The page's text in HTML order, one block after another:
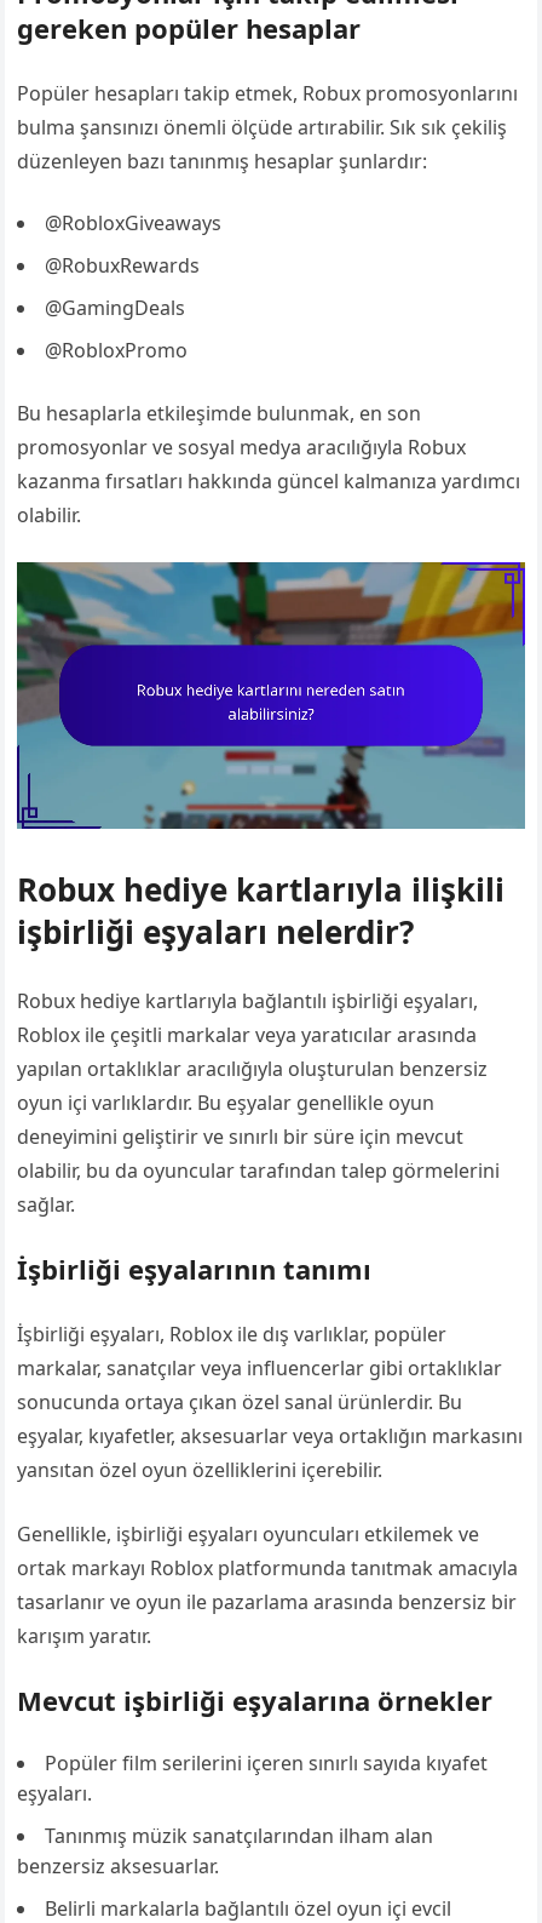
gereken popüler hesaplar
Popüler hesapları takip etmek, Robux promosyonlarını
bulma şansınızı önemli ölçüde artırabilir. Sık sık çekiliş
düzenleyen bazı tanınmış hesaplar şunlardır:
@RobloxGiveaways
@RobuxRewards
@GamingDeals
@RobloxPromo
Bu hesaplarla etkileşimde bulunmak, en son
promosyonlar ve sosyal medya aracılığıyla Robux
kazanma fırsatları hakkında güncel kalmanıza yardımcı
olabilir.
Robux hediye kartlarıyla ilişkili
işbirliği eşyaları nelerdir?
Robux hediye kartlarıyla bağlantılı işbirliği eşyaları,
Roblox ile çeşitli markalar veya yaratıcılar arasında
yapılan ortaklıklar aracılığıyla oluşturulan benzersiz
oyun içi varlıklardır. Bu eşyalar genellikle oyun
deneyimini geliştirir ve sınırlı bir süre için mevcut
olabilir, bu da oyuncular tarafından talep görmelerini
sağlar.
İşbirliği eşyalarının tanımı
İşbirliği eşyaları, Roblox ile dış varlıklar, popüler
markalar, sanatçılar veya influencerlar gibi ortaklıklar
sonucunda ortaya çıkan özel sanal ürünlerdir. Bu
eşyalar, kıyafetler, aksesuarlar veya ortaklığın markasını
yansıtan özel oyun özelliklerini içerebilir.
Genellikle, işbirliği eşyaları oyuncuları etkilemek ve
ortak markayı Roblox platformunda tanıtmak amacıyla
tasarlanır ve oyun ile pazarlama arasında benzersiz bir
karışım yaratır.
Mevcut işbirliği eşyalarına örnekler
Popüler film serilerini içeren sınırlı sayıda kıyafet
eşyaları.
Tanınmış müzik sanatçılarından ilham alan
benzersiz aksesuarlar.
Belirli markalarla bağlantılı özel oyun içi evcil